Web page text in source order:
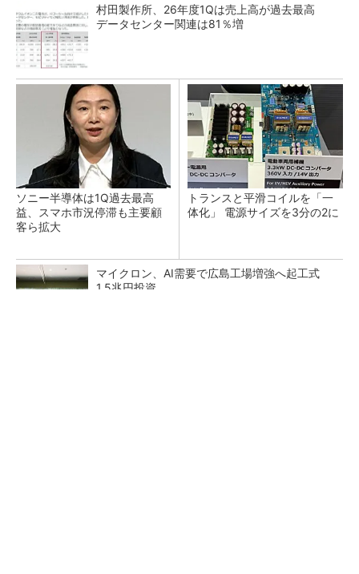
村田製作所、26年度1Qは売上高が過去最高
データセンター関連は81％増
ソニー半導体は1Q過去最高
益、スマホ市況停滞も主要顧
客ら拡大
トランスと平滑コイルを「一
体化」 電源サイズを3分の2に
マイクロン、AI需要で広島工場増強へ起工式
1.5兆円投資